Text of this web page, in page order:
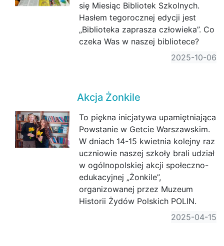
się Miesiąc Bibliotek Szkolnych.
Hasłem tegorocznej edycji jest
„Biblioteka zaprasza człowieka”. Co
czeka Was w naszej bibliotece?
2025-10-06
Akcja Żonkile
To piękna inicjatywa upamiętniająca
Powstanie w Getcie Warszawskim.
W dniach 14-15 kwietnia kolejny raz
uczniowie naszej szkoły brali udział
w ogólnopolskiej akcji społeczno-
edukacyjnej „Żonkile”,
organizowanej przez Muzeum
Historii Żydów Polskich POLIN.
2025-04-15